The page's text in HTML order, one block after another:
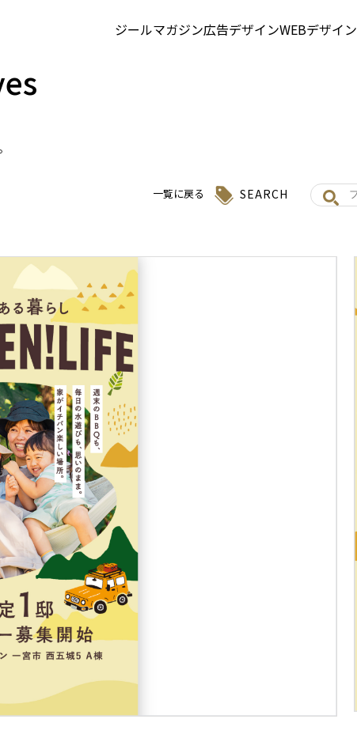
ジールマガジン広告デザインWEBデザイン
一覧に戻る SEARCH